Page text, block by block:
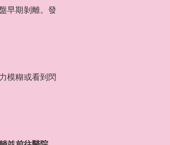
早期剝離。發
模糊或看到閃